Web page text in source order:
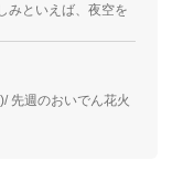
みといえば、夜空を
先週のおいでん花火